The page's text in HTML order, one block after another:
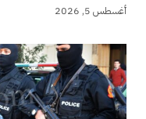
أغسطس 5, 2026